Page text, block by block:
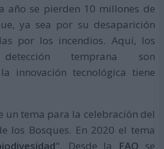
año se pierden 10 millones de
ya sea por su desaparición
por los incendios. Aquí, los
temprana son
innovación tecnológica tiene
un tema para la celebración del
los Bosques. En 2020 el tema
". Desde la FAO se